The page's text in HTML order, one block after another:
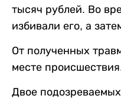
тысяч рублей. Во
избивали его, а
От полученных
месте
Двое